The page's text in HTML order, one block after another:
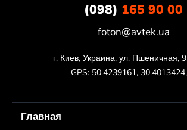
(098) 165 90 00
foton@avtek.ua
г. Киев, Украина, ул. Пшеничная,
GPS: 50.4239161,
Главная